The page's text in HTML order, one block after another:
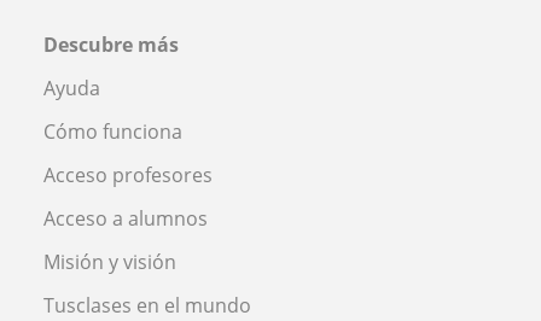
Descubre más
Ayuda
Cómo funciona
Acceso profesores
Acceso a alumnos
Misión y visión
Tusclases en el mundo